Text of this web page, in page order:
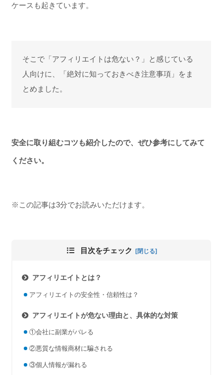
ケースも起きています。
そこで「アフィリエイトは危ない？」と感じている
人向けに、「絶対に知っておきべき注意事項」をま
とめました。
安全に取り組むコツも紹介したので、ぜひ参考にしてみて
ください。
※この記事は3分でお読みいただけます。
目次をチェック
アフィリエイトとは？
アフィリエイトの安全性・信頼性は？
アフィリエイトが危ない理由と、具体的な対策
①会社に副業がバレる
②悪質な情報商材に騙される
③個人情報が漏れる